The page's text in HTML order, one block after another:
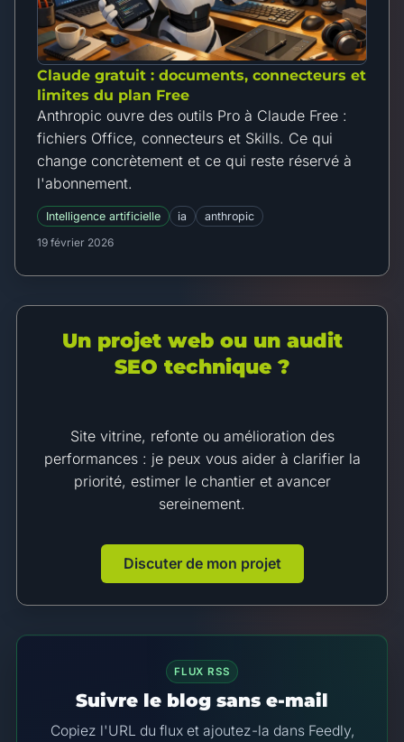
Claude gratuit : documents, connecteurs et
limites du plan Free
Anthropic ouvre des outils Pro à Claude Free :
fichiers Office, connecteurs et Skills. Ce qui
change concrètement et ce qui reste réservé à
l'abonnement.
Intelligence artificielle ia
anthropic
19 février 2026
Un projet web ou un audit
SEO technique ?
Site vitrine, refonte ou amélioration des
performances : je peux vous aider à clarifier la
priorité, estimer le chantier et avancer
sereinement.
Discuter de mon projet
FLUX RSS
Suivre le blog sans e-mail
Copiez l'URL du flux et ajoutez-la dans Feedly,